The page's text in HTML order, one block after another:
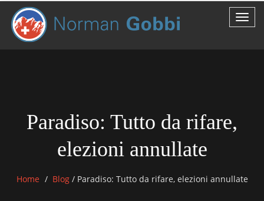
Paradiso: Tutto da rifare,
elezioni annullate
Home Blog /Paradiso: Tutto da rifare, elezioni annullate